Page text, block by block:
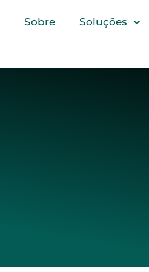
Sobre Soluções